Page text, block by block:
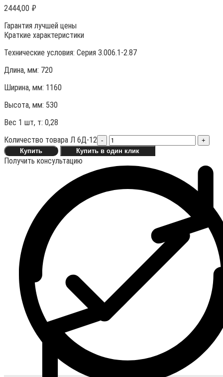
2444,00 ₽
Гарантия лучшей цены
Краткие характеристики
Технические условия: Серия 3.006.1-2.87
Длина, мм: 720
Ширина, мм: 1160
Высота, мм: 530
Вес 1 шт, т: 0,28
Количество товара Л 6Д-12 -
+
Купить
Купить в один клик
Получить консультацию